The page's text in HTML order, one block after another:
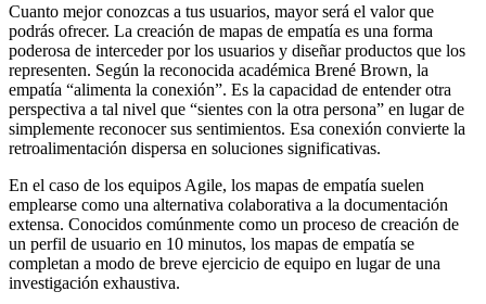
Cuanto mejor conozcas a tus usuarios, mayor será el valor que
podrás ofrecer. La creación de mapas de empatía es una forma
poderosa de interceder por los usuarios y diseñar productos que los
representen. Según la reconocida académica Brené Brown, la
empatía “alimenta la conexión”. Es la capacidad de entender otra
perspectiva a tal nivel que “sientes con la otra persona” en lugar de
simplemente reconocer sus sentimientos. Esa conexión convierte la
retroalimentación dispersa en soluciones significativas.
En el caso de los equipos Agile, los mapas de empatía suelen
emplearse como una alternativa colaborativa a la documentación
extensa. Conocidos comúnmente como un proceso de creación de
un perfil de usuario en 10 minutos, los mapas de empatía se
completan a modo de breve ejercicio de equipo en lugar de una
investigación exhaustiva.